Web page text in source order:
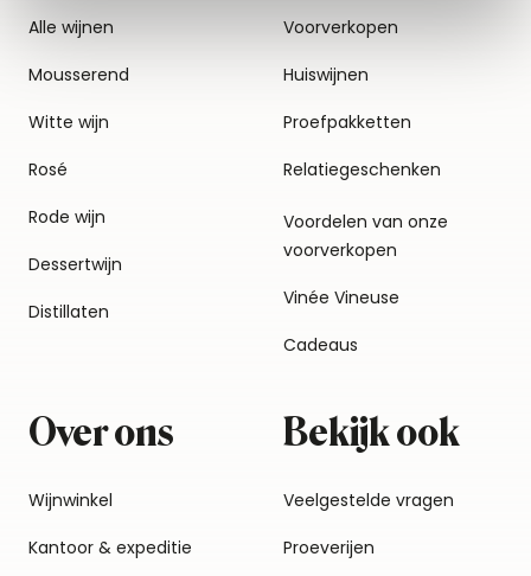
Alle wijnen
Mousserend
Witte wijn
Rosé
Rode wijn
Dessertwijn
Distillaten
Voorverkopen
Huiswijnen
Proefpakketten
Relatiegeschenken
Voordelen van onze
voorverkopen
Vinée Vineuse
Cadeaus
Over ons
Wijnwinkel
Kantoor & expeditie
Bekijk ook
Veelgestelde vragen
Proeverijen